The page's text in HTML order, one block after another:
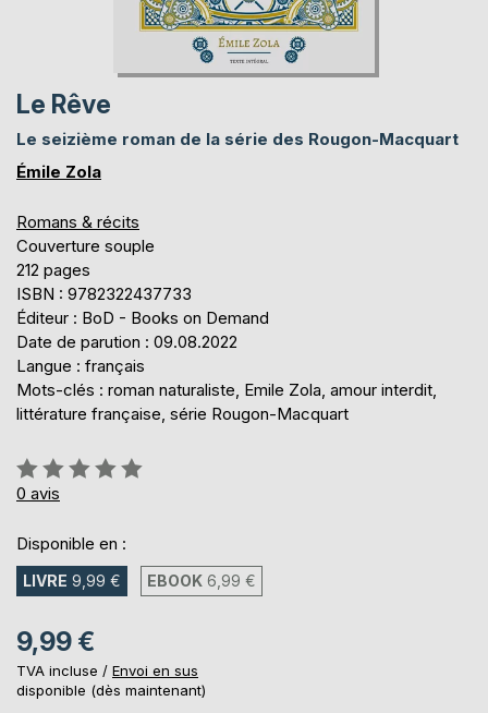
Le Rêve
Le seizième roman de la série des Rougon-Macquart
Émile Zola
Romans & récits
Couverture souple
212 pages
ISBN : 9782322437733
Éditeur : BoD - Books on Demand
Date de parution : 09.08.2022
Langue : français
Mots-clés : roman naturaliste, Emile Zola, amour interdit,
littérature française, série Rougon-Macquart
Évaluation:
0%
0 avis
Disponible en :
LIVRE 9,99 € EBOOK 6,99 €
9,99 €
TVA incluse / Envoi en sus
disponible (dès maintenant)